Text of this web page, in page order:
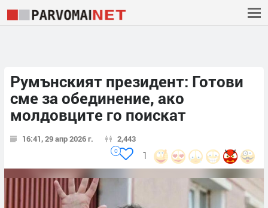
Румънският президент: Готови
сме за обединение, ако
молдовците го поискат
16:41, 29 апр 2026 г. 2,443
1
0